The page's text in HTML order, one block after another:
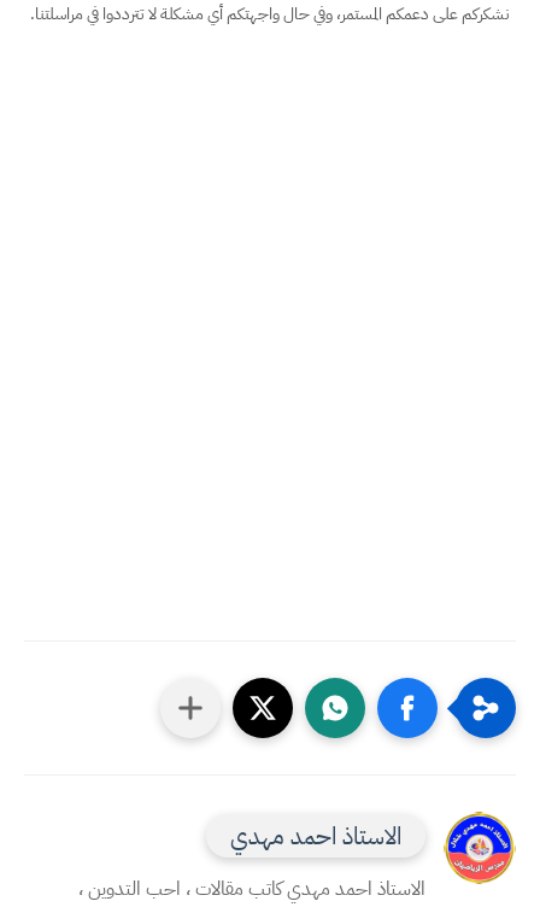
نشكركم على دعمكم المستمر، وفي حال واجهتكم أي مشكلة لا تترددوا في مراسلتنا.
الاستاذ احمد مهدي
الاستاذ احمد مهدي كاتب مقالات ، احب التدوين ،